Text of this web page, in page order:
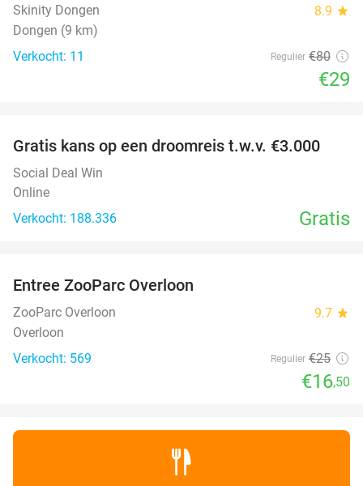
Skinity Dongen 8.9 star
Dongen (9 km)
Verkocht: 11
Regulier €80
€29
Gratis kans op een droomreis t.w.v. €3.000
Social Deal Win
Online
Verkocht: 188.336
Gratis
TODAY
Entree ZooParc Overloon
ZooParc Overloon 9.7 star
Overloon
Verkocht: 569
Regulier €25
€16,50